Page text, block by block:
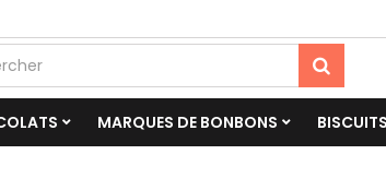
MARQUES DE BONBONS BISCUITS